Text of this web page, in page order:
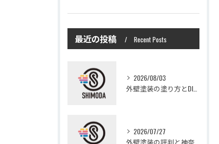
最近の投稿 Recent Posts
2026/08/03
2026/07/27